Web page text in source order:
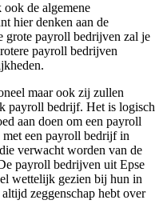
de algemene
hier denken aan de
grote payroll bedrijven zal je
payroll bedrijven
maar ook zij zullen
payroll bedrijf. Het is logisch
aan doen om een payroll
een payroll bedrijf in
verwacht worden van de
payroll bedrijven uit Epse
wettelijk gezien bij hun in
zeggenschap hebt over